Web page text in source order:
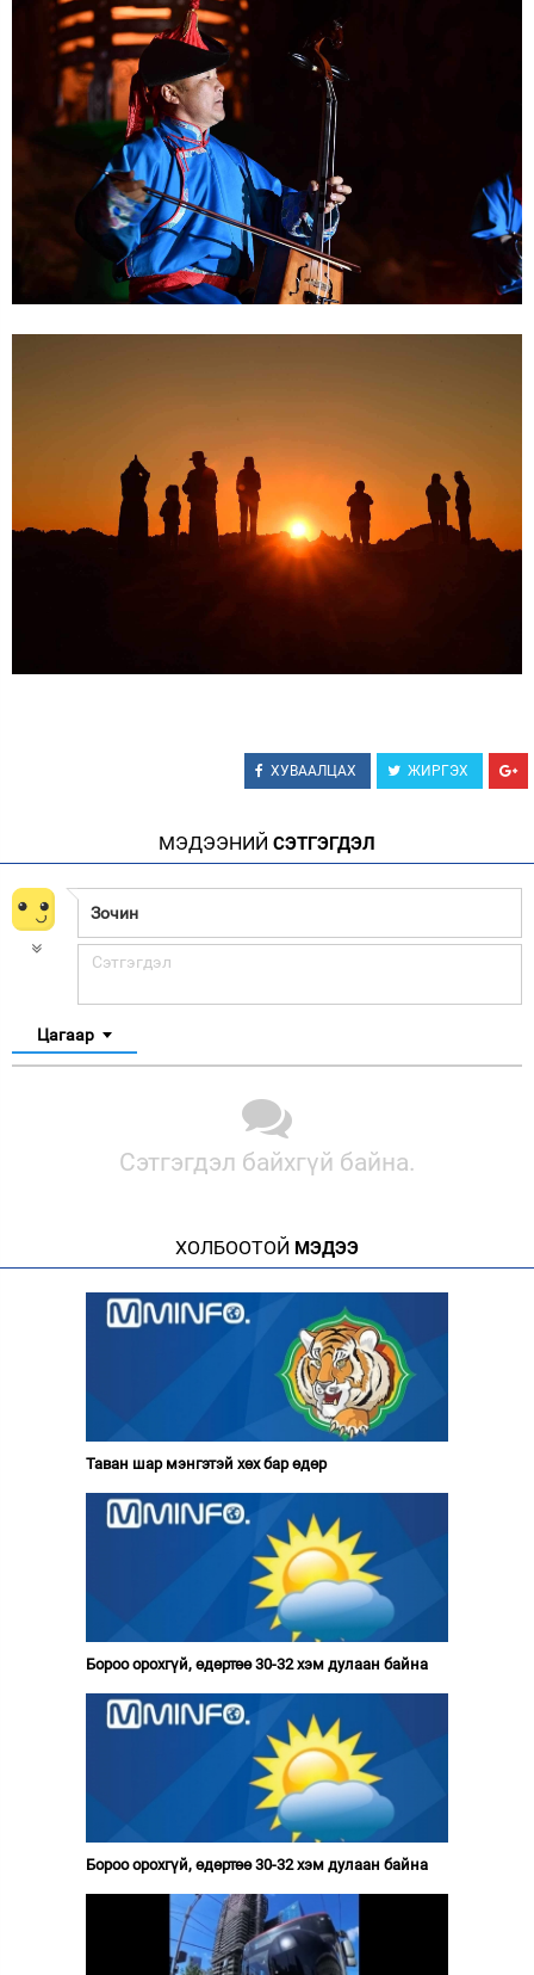
ХУВААЛЦАХ ЖИРГЭХ
МЭДЭЭНИЙ СЭТГЭГДЭЛ
Цагаар
Сэтгэгдэл байхгүй байна.
ХОЛБООТОЙ МЭДЭЭ
Таван шар мэнгэтэй хөх бар өдөр
Бороо орохгүй, өдөртөө 30-32 хэм дулаан байна
Бороо орохгүй, өдөртөө 30-32 хэм дулаан байна